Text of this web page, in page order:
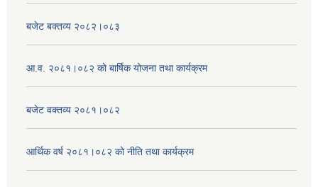
बजेट बक्तव्य २०८२।०८३
आ.व. २०८१।०८२ को बार्षिक योजना तथा कार्यक्रम
बजेट वक्तव्य २०८१।०८२
आर्थिक वर्ष २०८१।०८२ को नीति तथा कार्यक्रम